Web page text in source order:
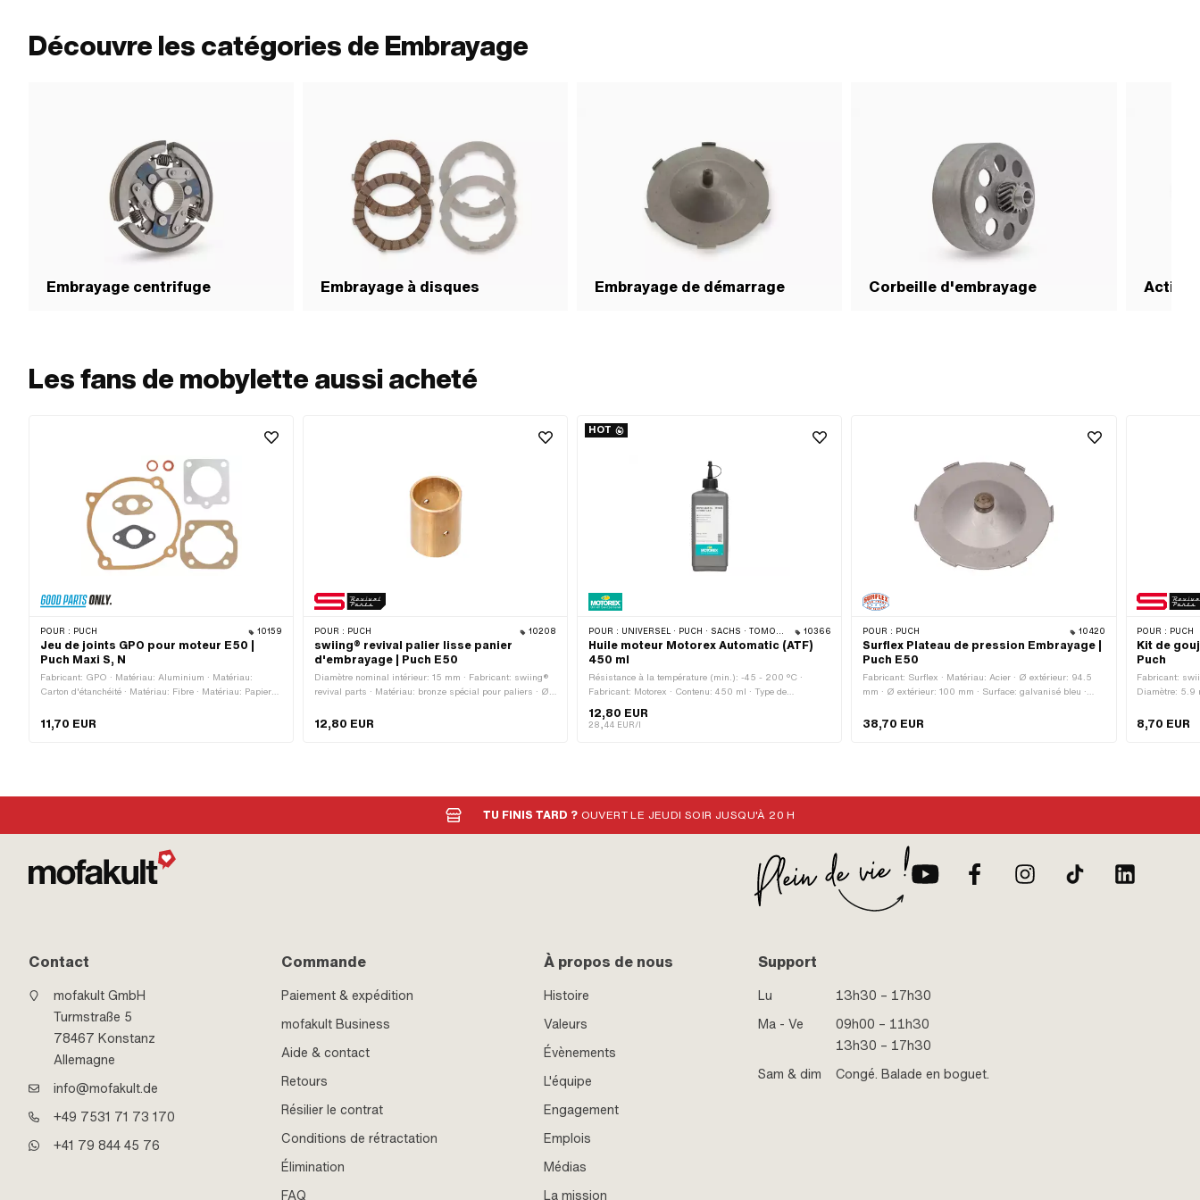
Découvre les catégories de Embrayage
Embrayage centrifuge Embrayage à disques Embrayage de démarrage Corbeille d'embrayage
Les fans de mobylette aussi acheté
POUR : PUCH 10159
Jeu de joints GPO pour moteur E50 |
Puch Maxi S, N
Fabricant: GPO · Matériau: Aluminium · Matériau:
Carton d'étanchéité · Matériau: Fibre · Matériau: Papier
entre les trous de l'entrée: 32 - 38 mm · Distance entre les
11,70 EUR
POUR : PUCH 10208
swiing® revival palier lisse panier
d'embrayage | Puch E50
Diamètre nominal intérieur: 15 mm · Fabricant: swiing®
revival parts · Matériau: bronze spécial pour paliers · Ø
21.75 mm
12,80 EUR
HOT
POUR : UNIVERSEL · PUCH · SACHS · TOMOS · BYE BIKE 10366
Huile moteur Motorex Automatic (ATF)
450 ml
Résistance à la température (min.): -45 - 200 °C ·
Fabricant: Motorex · Contenu: 450 ml · Type de
Lubrification de la boîte de vitesses avec embrayage ·
12,80 EUR
28,44 EUR/l
POUR : PUCH 10420
Surflex Plateau de pression Embrayage |
Puch E50
Fabricant: Surflex · Matériau: Acier · Ø extérieur: 94.5
mm · Ø extérieur: 100 mm · Surface: galvanisé bleu ·
38,70 EUR
POUR : PUCH
Kit de
Puch
Fabricant:
Diamètre: 5.9
Entraînement:
8,70 EUR
TU FINIS TARD ? OUVERT LE JEUDI SOIR JUSQU'À 20 H
Contact
mofakult GmbH
Turmstraße 5
78467 Konstanz
Allemagne
info@mofakult.de
+49 7531 71 73 170
+41 79 844 45 76
Commande
Paiement & expédition
mofakult Business
Aide & contact
Retours
Résilier le contrat
Conditions de rétractation
Élimination
FAQ
À propos de nous
Histoire
Valeurs
Évènements
L'équipe
Engagement
Emplois
Médias
La mission
Support
Lu
13h30 – 17h30
Ma - Ve
09h00 – 11h30
13h30 – 17h30
Sam & dim
Congé. Balade en boguet.